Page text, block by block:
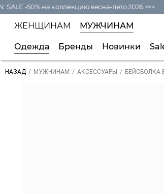
-50% на коллекцию весна-лето 2026 >>>
ЖЕНЩИНАМ МУЖЧИНАМ
Одежда Бренды Новинки
НАЗАД / МУЖЧИНАМ / АКСЕССУАРЫ / БЕЙСБОЛКА